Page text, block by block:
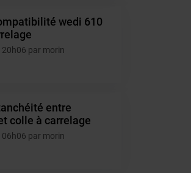
wedi 610
20h06 par morin
entre
colle à carrelage
par morin